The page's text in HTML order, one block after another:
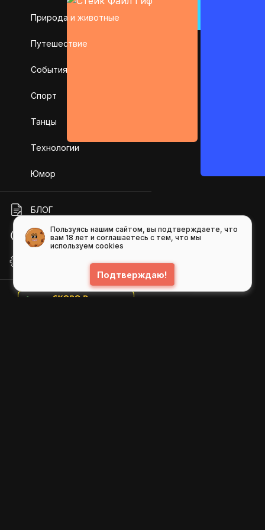
Природа и животные
Путешествие
События
Спорт
Танцы
Технологии
Юмор
БЛОГ
ПОМОЩЬ
Пользуясь нашим сайтом, вы подтверждаете, что
вам 18 лет и соглашаетесь с тем, что мы
используем cookies
Подтверждаю!